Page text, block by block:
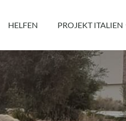
HELFEN PROJEKT ITALIEN